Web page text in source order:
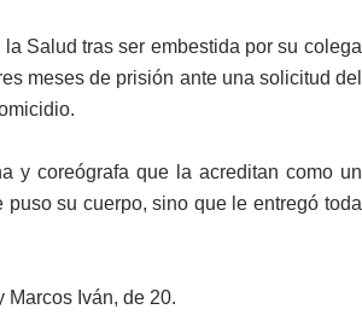
Salud tras ser embestida por su colega
meses de prisión ante una solicitud del
y coreógrafa que la acreditan como un
su cuerpo, sino que le entregó toda
Marcos Iván, de 20.